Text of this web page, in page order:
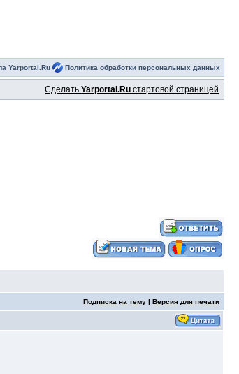
Yarportal.Ru Политика обработки персональных данных
СделатьYarportal.Ru стартовой страницей
Подписка на тему| Версия для печати